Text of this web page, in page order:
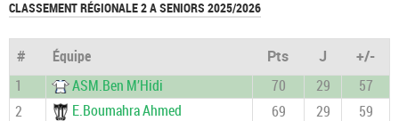
CLASSEMENT RÉGIONALE 2 A SENIORS 2025/2026
# Équipe Pts J
+/-
1
ASM.Ben M’Hidi 70 29
57
2
E.Boumahra Ahmed 69 29
59